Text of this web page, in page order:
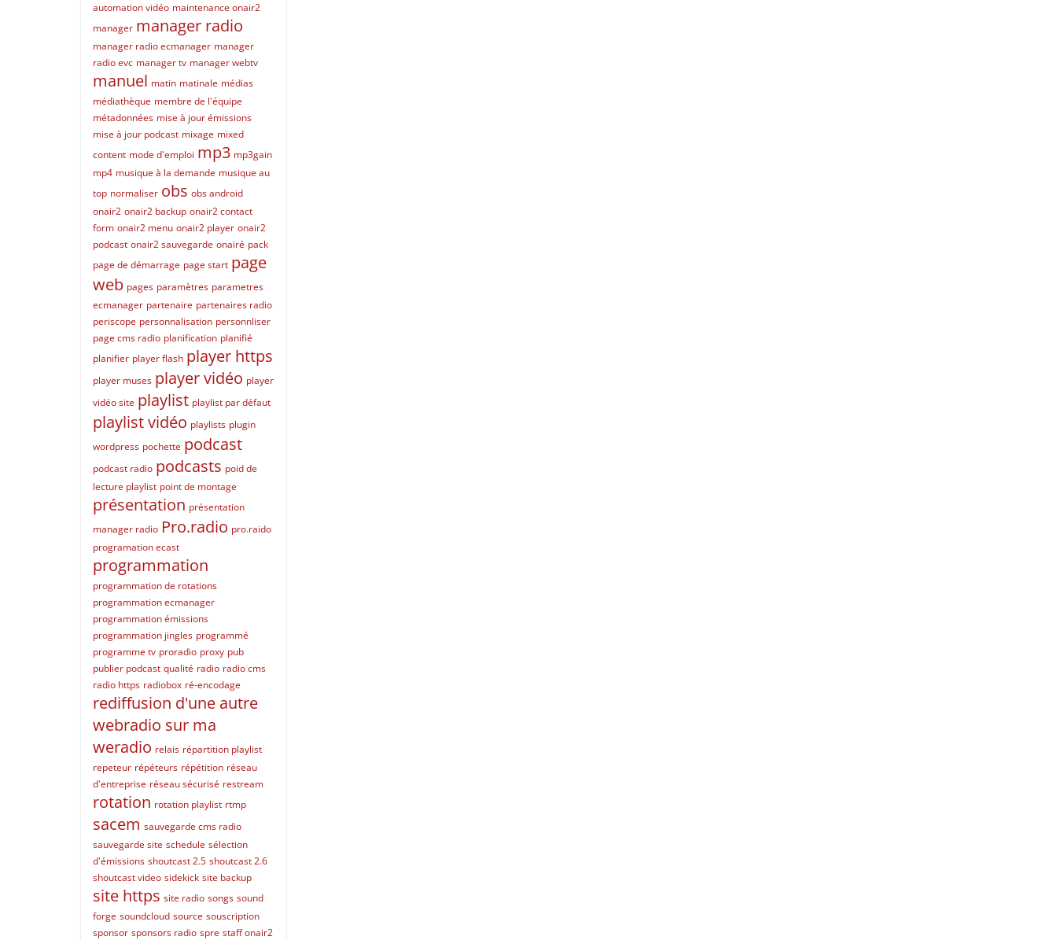
automation vidéo maintenance onair2
manager manager radio
manager radio ecmanager manager
radio evc manager tv manager webtv
manuel matin matinale médias
médiathèque membre de l'équipe
métadonnées mise à jour émissions
mise à jour podcast mixage mixed
content mode d'emploi mp3 mp3gain
mp4 musique à la demande musique au
top normaliser obs obs android
onair2 onair2 backup onair2 contact
form onair2 menu onair2 player onair2
podcast onair2 sauvegarde onairé pack
page de démarrage page start page
web pages paramètres parametres
ecmanager partenaire partenaires radio
periscope personnalisation personnliser
page cms radio planification planifié
planifier player flash player https
player muses player vidéo player
vidéo site playlist playlist par défaut
playlist vidéo playlists plugin
wordpress pochette podcast
podcast radio podcasts poid de
lecture playlist point de montage
présentation présentation
manager radio Pro.radio pro.raido
programation ecast
programmation
programmation de rotations
programmation ecmanager
programmation émissions
programmation jingles programmé
programme tv proradio proxy pub
publier podcast qualité radio radio cms
radio https radiobox ré-encodage
rediffusion d'une autre
webradio sur ma
weradio relais répartition playlist
repeteur répéteurs répétition réseau
d'entreprise réseau sécurisé restream
rotation rotation playlist rtmp
sacem sauvegarde cms radio
sauvegarde site schedule sélection
d'émissions shoutcast 2.5 shoutcast 2.6
shoutcast video sidekick site backup
site https site radio songs sound
forge soundcloud source souscription
sponsor sponsors radio spre staff onair2